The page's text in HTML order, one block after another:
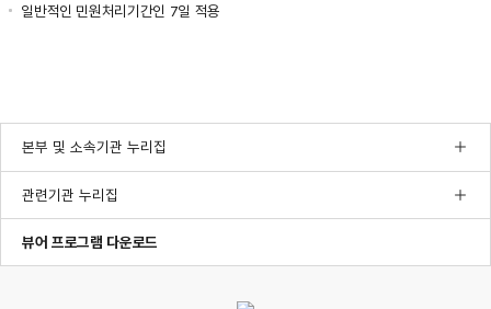
일반적인 민원처리기간인 7일 적용
본부 및 소속기관 누리집
관련기관 누리집
뷰어 프로그램 다운로드